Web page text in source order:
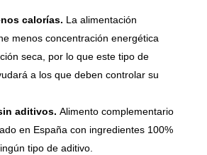
calorías. La alimentación
menos concentración energética
seca, por lo que este tipo de
a los que deben controlar su
aditivos. Alimento complementario
en España con ingredientes 100%
tipo de aditivo.